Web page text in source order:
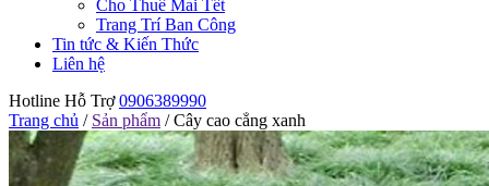
Cho Thuê Mai Tết
Trang Trí Ban Công
Tin tức & Kiến Thức
Liên hệ
Hotline Hỗ Trợ 0906389990
Trang chủ / Sản phẩm / Cây cao cẳng xanh